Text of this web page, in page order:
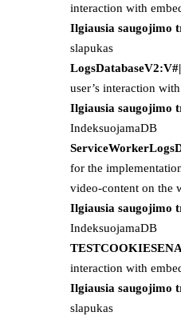
interaction with
Ilgiausia saugojimo
slapukas
user’s interaction
Ilgiausia saugojimo
IndeksuojamaDB
for the
video-content on the
Ilgiausia saugojimo
IndeksuojamaDB
interaction with
Ilgiausia saugojimo
slapukas